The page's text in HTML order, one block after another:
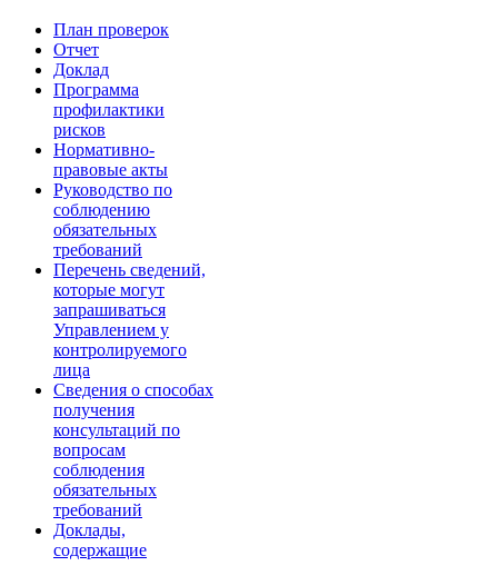
План проверок
Отчет
Доклад
Программа
профилактики
рисков
Нормативно-
правовые акты
Руководство по
соблюдению
обязательных
требований
Перечень сведений,
которые могут
запрашиваться
Управлением у
контролируемого
лица
Сведения о способах
получения
консультаций по
вопросам
соблюдения
обязательных
требований
Доклады,
содержащие